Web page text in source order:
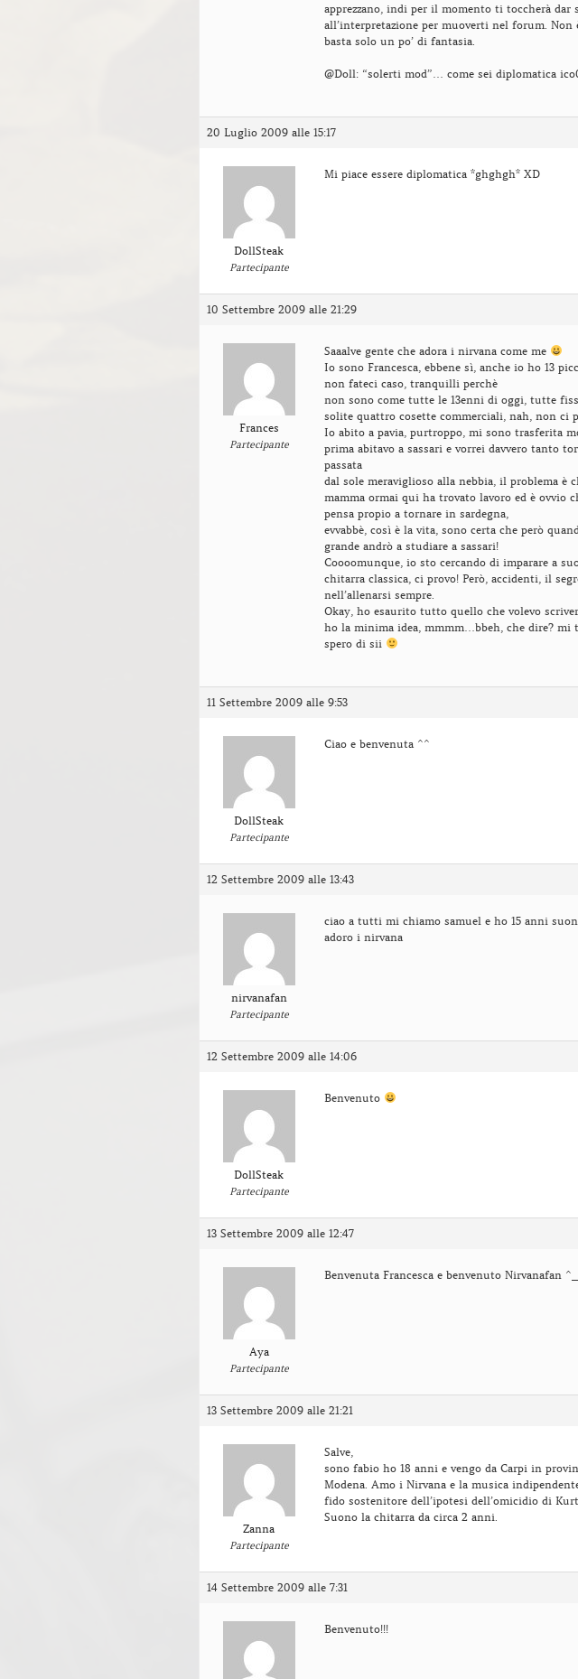
apprezzano, indi per il momento ti toccherà dar
all’interpretazione per muoverti nel forum. Non
basta solo un po’ di fantasia.
@Doll: “solerti mod”… come sei diplomatica
20 Luglio 2009 alle 15:17
DollSteak
Partecipante
Mi piace essere diplomatica *ghghgh* XD
10 Settembre 2009 alle 21:29
Frances
Partecipante
Saaalve gente che adora i nirvana come me
Io sono Francesca, ebbene sì, anche io ho 13
non fateci caso, tranquilli perchè
non sono come tutte le 13enni di oggi, tutte
solite quattro cosette commerciali, nah, non ci
Io abito a pavia, purtroppo, mi sono trasferita
prima abitavo a sassari e vorrei davvero tanto
passata
dal sole meraviglioso alla nebbia, il problema è
mamma ormai qui ha trovato lavoro ed è ovvio
pensa propio a tornare in sardegna,
evvabbè, così è la vita, sono certa che però
grande andrò a studiare a sassari!
Coooomunque, io sto cercando di imparare a
chitarra classica, ci provo! Però, accidenti, il
nell’allenarsi sempre.
Okay, ho esaurito tutto quello che volevo
ho la minima idea, mmmm…bbeh, che dire? mi
spero di sii
11 Settembre 2009 alle 9:53
DollSteak
Partecipante
Ciao e benvenuta ^^
12 Settembre 2009 alle 13:43
nirvanafan
Partecipante
ciao a tutti mi chiamo samuel e ho 15 anni
adoro i nirvana
12 Settembre 2009 alle 14:06
DollSteak
Partecipante
Benvenuto
13 Settembre 2009 alle 12:47
Aya
Partecipante
Benvenuta Francesca e benvenuto Nirvanafan
13 Settembre 2009 alle 21:21
Zanna
Partecipante
Salve,
sono fabio ho 18 anni e vengo da Carpi in
Modena. Amo i Nirvana e la musica
fido sostenitore dell’ipotesi dell’omicidio di Kurt.
Suono la chitarra da circa 2 anni.
14 Settembre 2009 alle 7:31
Benvenuto!!!